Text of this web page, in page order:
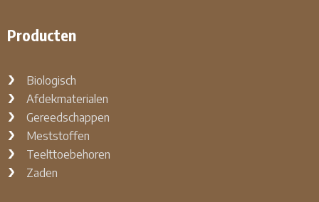
Producten
Biologisch
Afdekmaterialen
Gereedschappen
Meststoffen
Teelttoebehoren
Zaden